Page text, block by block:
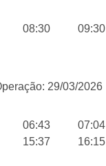
08:30 09:30
29/03/2026
06:43 07:04
15:37 16:15